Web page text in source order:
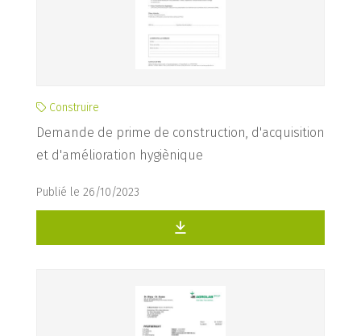
Construire
Demande de prime de construction, d'acquisition
et d'amélioration hygiènique
Publié le 26/10/2023